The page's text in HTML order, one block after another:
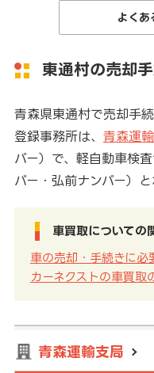
よくあ
東通村の売却
青森県東通村で売却手
登録事務所は、 青森運
バー）で、軽自動車検査
バー・弘前ナンバー）と
車買取についての
車の売却・手続きに必
カーネクストの車買取
青森運輸支局